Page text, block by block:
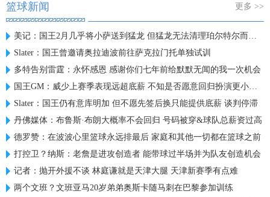
篮球新闻 更多 >>
美记：国王2月几乎将小萨送到猛龙 但猛龙无法清理珀尔特尔而告吹
Slater：国王曾邀请奥拉迪波前往萨克拉门托单独试训
多特告别雷霆：永怀感恩 感谢你们七年前给默默无闻的我一次机会
国王GM：威少上赛季表现远超底薪 不知是否愿意回归扮演更小角色
Slater：国王仍有意库明加 但不愿先签后换只能提供底薪 谈判停滞
丹佛媒体：布鲁斯·布朗大概率不会回归 号码被穿&球队总薪资过高
德罗赞：在波波心里篮球永远排最后 家庭和其他一切都在篮球之前
打控卫？纳斯：老詹是进攻创造者 能带球过半场并为队友创造机会
记者：抛开外援不谈 林庭谦就是天津大腿 天津新赛季有点难
两个文班？文班亚马20岁弟弟奥斯卡随马刺在巴黎参加训练